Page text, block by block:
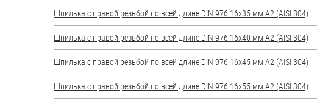
Пробки
Саморезы и шурупы
Стопорные кольца
Шпилька с правой резьбой по всей длине DIN 976 16х35 мм А2 (AISI 304)
Шпилька с правой резьбой по всей длине DIN 976 16х40 мм А2 (AISI 304)
Шпилька с правой резьбой по всей длине DIN 976 16х45 мм А2 (AISI 304)
Шпилька с правой резьбой по всей длине DIN 976 16х55 мм А2 (AISI 304)